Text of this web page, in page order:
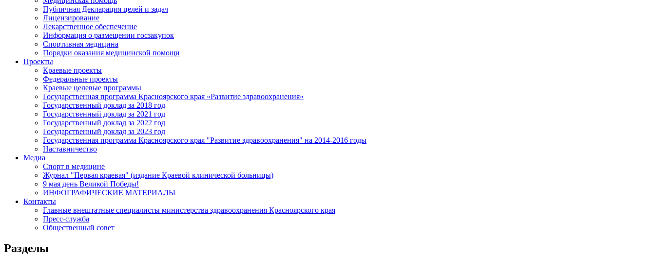
Публичная Декларация целей и задач
Лицензирование
Лекарственное обеспечение
Информация о размещении госзакупок
Спортивная медицина
Порядки оказания медицинской помощи
Проекты
Краевые проекты
Федеральные проекты
Краевые целевые программы
Государственная программа Красноярского края «Развитие здравоохранения»
Государственный доклад за 2018 год
Государственный доклад за 2021 год
Государственный доклад за 2022 год
Государственный доклад за 2023 год
Государственная программа Красноярского края "Развитие здравоохранения" на 2014-2016 годы
Наставничество
Медиа
Спорт в медицине
Журнал "Первая краевая" (издание Краевой клинической больницы)
9 мая день Великой Победы!
ИНФОГРАФИЧЕСКИЕ МАТЕРИАЛЫ
Контакты
Главные внештатные специалисты министерства здравоохранения Красноярского края
Пресс-служба
Общественный совет
Разделы